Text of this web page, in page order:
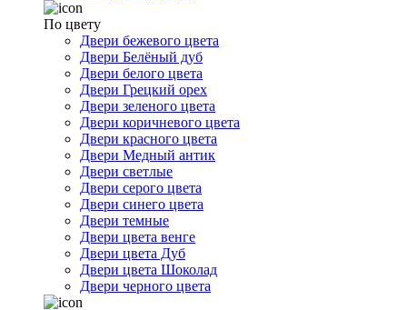
По цвету
Двери бежевого цвета
Двери Белёный дуб
Двери белого цвета
Двери Грецкий орех
Двери зеленого цвета
Двери коричневого цвета
Двери красного цвета
Двери Медный антик
Двери светлые
Двери серого цвета
Двери синего цвета
Двери темные
Двери цвета венге
Двери цвета Дуб
Двери цвета Шоколад
Двери черного цвета